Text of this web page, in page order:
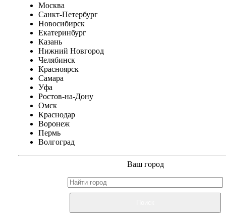
Москва
Санкт-Петербург
Новосибирск
Екатеринбург
Казань
Нижний Новгород
Челябинск
Красноярск
Самара
Уфа
Ростов-на-Дону
Омск
Краснодар
Воронеж
Пермь
Волгоград
Ваш город